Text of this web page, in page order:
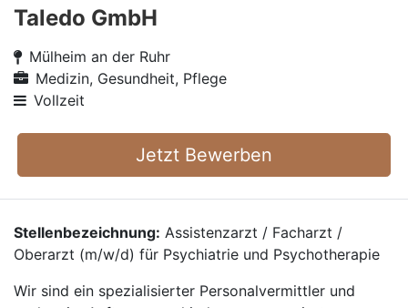
Taledo GmbH
Mülheim an der Ruhr
Medizin, Gesundheit, Pflege
Vollzeit
Jetzt Bewerben
Stellenbezeichnung: Assistenzarzt / Facharzt /
Oberarzt (m/w/d) für Psychiatrie und Psychotherapie
Wir sind ein spezialisierter Personalvermittler und